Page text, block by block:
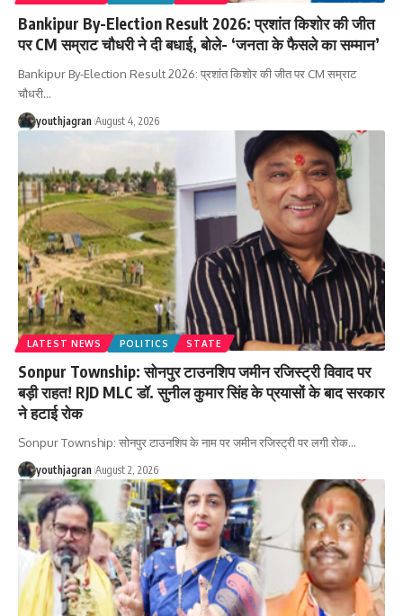
Bankipur By-Election Result 2026: प्रशांत किशोर की जीत
पर CM सम्राट चौधरी ने दी बधाई, बोले- ‘जनता के फैसले का सम्मान’
Bankipur By-Election Result 2026: प्रशांत किशोर की जीत पर CM सम्राट
चौधरी…
youthjagran August 4, 2026
LATEST NEWS POLITICS STATE
Sonpur Township: सोनपुर टाउनशिप जमीन रजिस्ट्री विवाद पर
बड़ी राहत! RJD MLC डॉ. सुनील कुमार सिंह के प्रयासों के बाद सरकार
ने हटाई रोक
Sonpur Township: सोनपुर टाउनशिप के नाम पर जमीन रजिस्ट्री पर लगी रोक…
youthjagran August 2, 2026